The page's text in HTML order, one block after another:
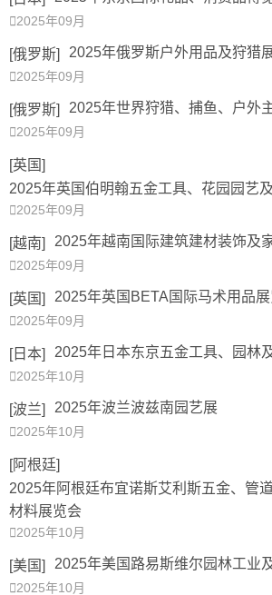
2025年09月
[俄罗斯] 2025年俄罗斯户外用品及狩猎
2025年09月
[俄罗斯] 2025年世界狩猎、捕⻥、户外
2025年09月
[英国]
2025年英国伯明翰五金工具、花园园艺
2025年09月
[越南] 2025年越南国际建筑建材装饰及
2025年09月
[英国] 2025年英国BETA国际马术用品
2025年09月
[日本] 2025年日本东京五金工具、园林
2025年10月
[波兰] 2025年波兰波兹南园艺展
2025年10月
[阿根廷]
2025年阿根廷布宜诺斯艾利斯五金、管
材料展览会
2025年10月
[美国] 2025年美国路易斯维尔园林工业
2025年10月